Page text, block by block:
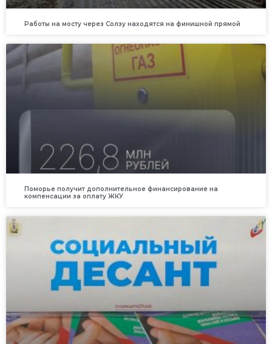
Работы на мосту через Солзу находятся на финишной прямой
Поморье получит дополнительное финансирование на
компенсации за оплату ЖКУ